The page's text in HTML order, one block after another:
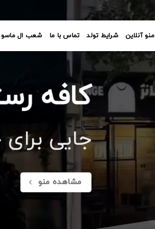
منو آنلاین شرایط تولد تماس با ما شعب ال ماسو
کافه
جایی
مشاهده منو
کافه
جایی
مشاهده منو
کافه
جایی
مشاهده منو